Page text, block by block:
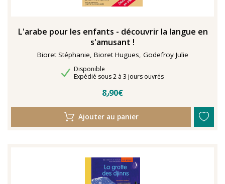
L'arabe pour les enfants - découvrir la langue en
s'amusant !
Bioret Stéphanie, Bioret Hugues, Godefroy Julie
Disponibilité
Disponible
Délais de livraison
Expédié sous 2 à 3 jours ouvrés
8٫90€
Ajouter au panier